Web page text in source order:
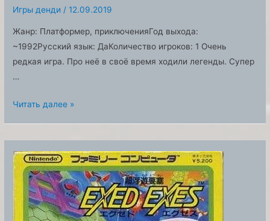
Игры денди /12.09.2019
Жанр: Платформер, приключенияГод выхода:
~1992Русский язык: ДаКоличество игроков: 1 Очень
редкая игра. Про неё в своё время ходили легенды. Супер
…
Супер
Читать далее »